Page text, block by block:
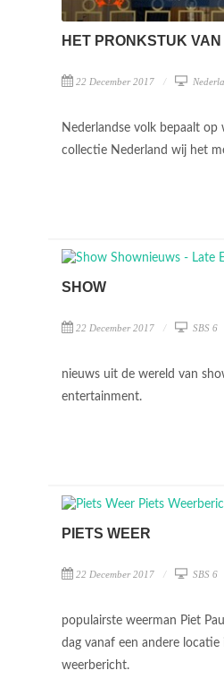
HET PRONKSTUK
22 December 2017
Nederlandse volk bepaalt
collectie Nederland wij het
SHOW
22 December 2017 SBS 6
nieuws uit de wereld van
entertainment.
PIETS WEER
22 December 2017 SBS 6
populairste weerman Piet
dag vanaf een andere
weerbericht.